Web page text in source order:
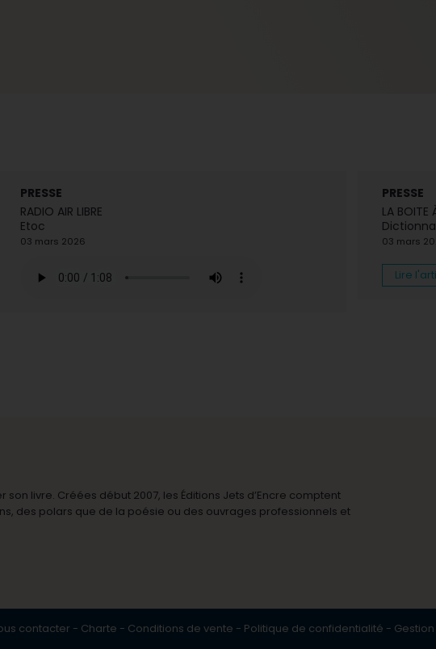
PRESSE
RADIO AIR LIBRE
Etoc
03 mars 2026
PRESSE
LA BOITE
03 mars
Lire
livre. Créées début 2007, les Éditions Jets d’Encre comptent
des polars que de la poésie ou des ouvrages professionnels et
contacter - Charte - Conditions de vente - Politique de confidentialité -